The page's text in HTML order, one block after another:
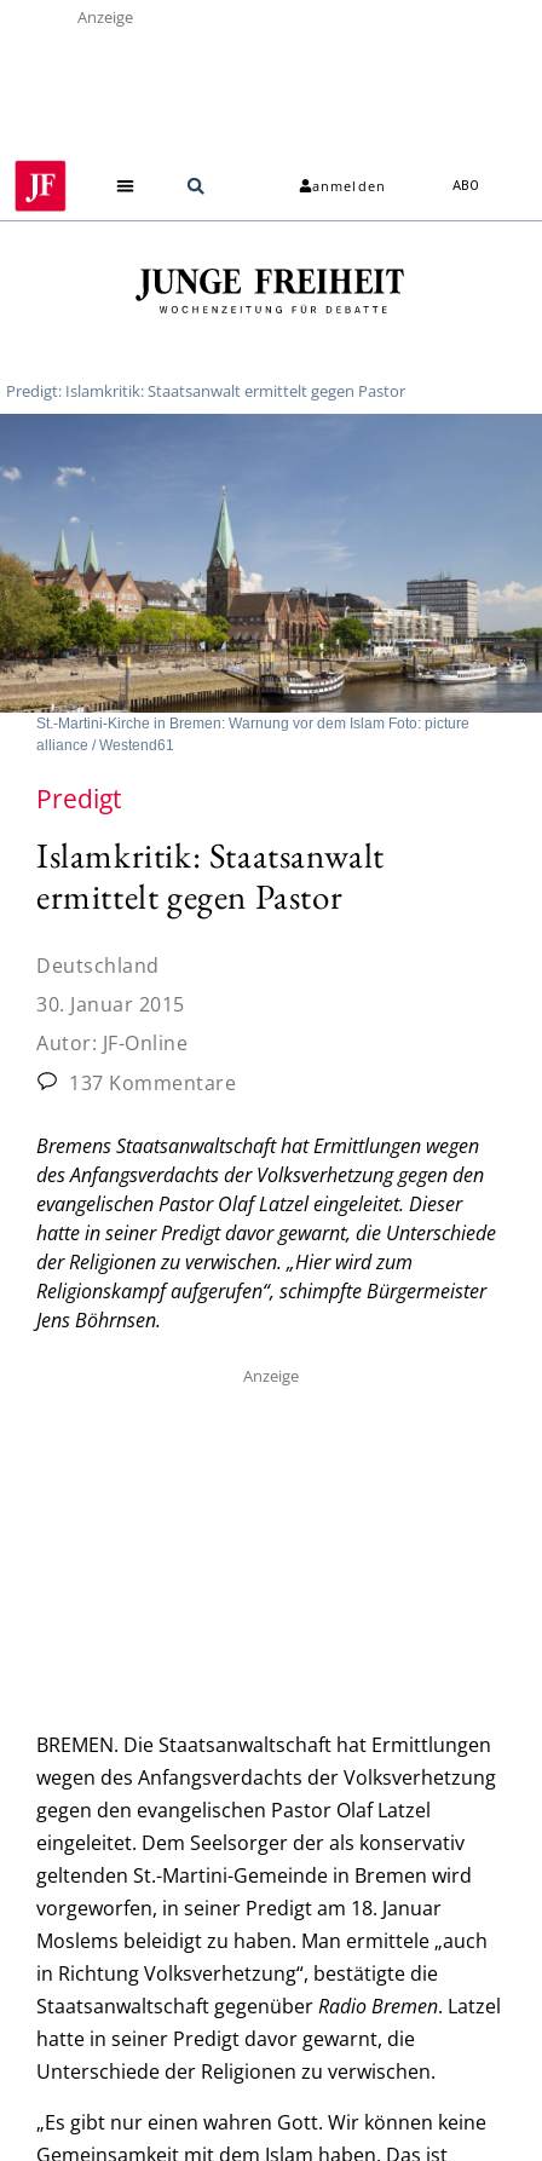
Anzeige
anmelden ABO
Predigt: Islamkritik: Staatsanwalt ermittelt gegen Pastor
St.-Martini-Kirche in Bremen: Warnung vor dem Islam Foto: picture
alliance / Westend61
Predigt
Islamkritik: Staatsanwalt
ermittelt gegen Pastor
Deutschland
30. Januar 2015
Autor: JF-Online
137 Kommentare
Bremens Staatsanwaltschaft hat Ermittlungen wegen
des Anfangsverdachts der Volksverhetzung gegen den
evangelischen Pastor Olaf Latzel eingeleitet. Dieser
hatte in seiner Predigt davor gewarnt, die Unterschiede
der Religionen zu verwischen. „Hier wird zum
Religionskampf aufgerufen“, schimpfte Bürgermeister
Jens Böhrnsen.
Anzeige
BREMEN. Die Staatsanwaltschaft hat Ermittlungen
wegen des Anfangsverdachts der Volksverhetzung
gegen den evangelischen Pastor Olaf Latzel
eingeleitet. Dem Seelsorger der als konservativ
geltenden St.-Martini-Gemeinde in Bremen wird
vorgeworfen, in seiner Predigt am 18. Januar
Moslems beleidigt zu haben. Man ermittele „auch
in Richtung Volksverhetzung“, bestätigte die
Staatsanwaltschaft gegenüberRadio Bremen. Latzel
hatte in seiner Predigt davor gewarnt, die
Unterschiede der Religionen zu verwischen.
„Es gibt nur einen wahren Gott. Wir können keine
Gemeinsamkeit mit dem Islam haben. Das ist